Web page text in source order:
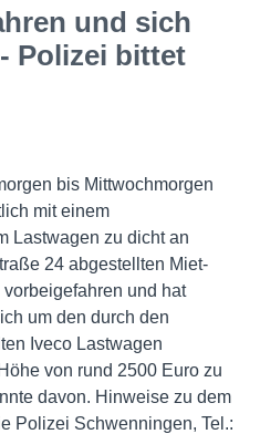
und sich
Polizei bittet
bis Mittwochmorgen
mit einem
Lastwagen zu dicht an
24 abgestellten Miet-
und hat
um den durch den
Iveco Lastwagen
von rund 2500 Euro zu
davon. Hinweise zu dem
Polizei Schwenningen, Tel.: